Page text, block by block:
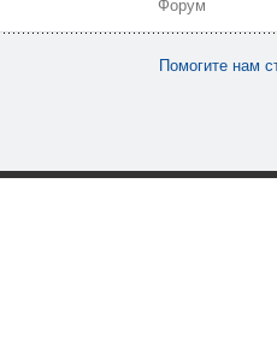
Форум
Помогите нам